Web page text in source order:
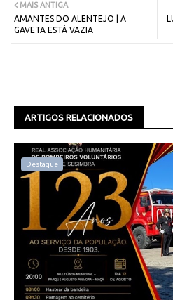
MAIS ANTIGA
AMANTES DO ALENTEJO | A
GAVETA ESTÁ VAZIA
ARTIGOS RELACIONADOS
Destaque